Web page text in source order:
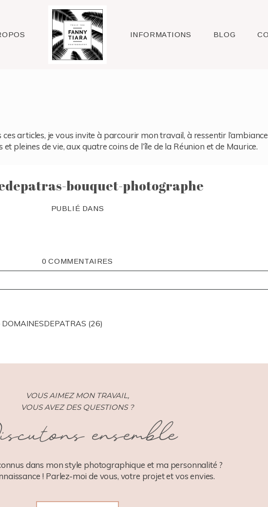
Raleigh INFORMATIONS BLOG
articles, je vous invite à parcourir mon travail, à ressentir
pleines de vie, aux quatre coins de l’île de la Réunion et de Maurice.
bouquet-photographe
PUBLIÉ DANS
0 COMMENTAIRES
(26)
VOUS AIMEZ MON TRAVAIL,
VOUS AVEZ DES QUESTIONS ?
ensemble
dans mon style photographique et ma personnalité ?
! Parlez-moi de vous, votre projet et vos envies.